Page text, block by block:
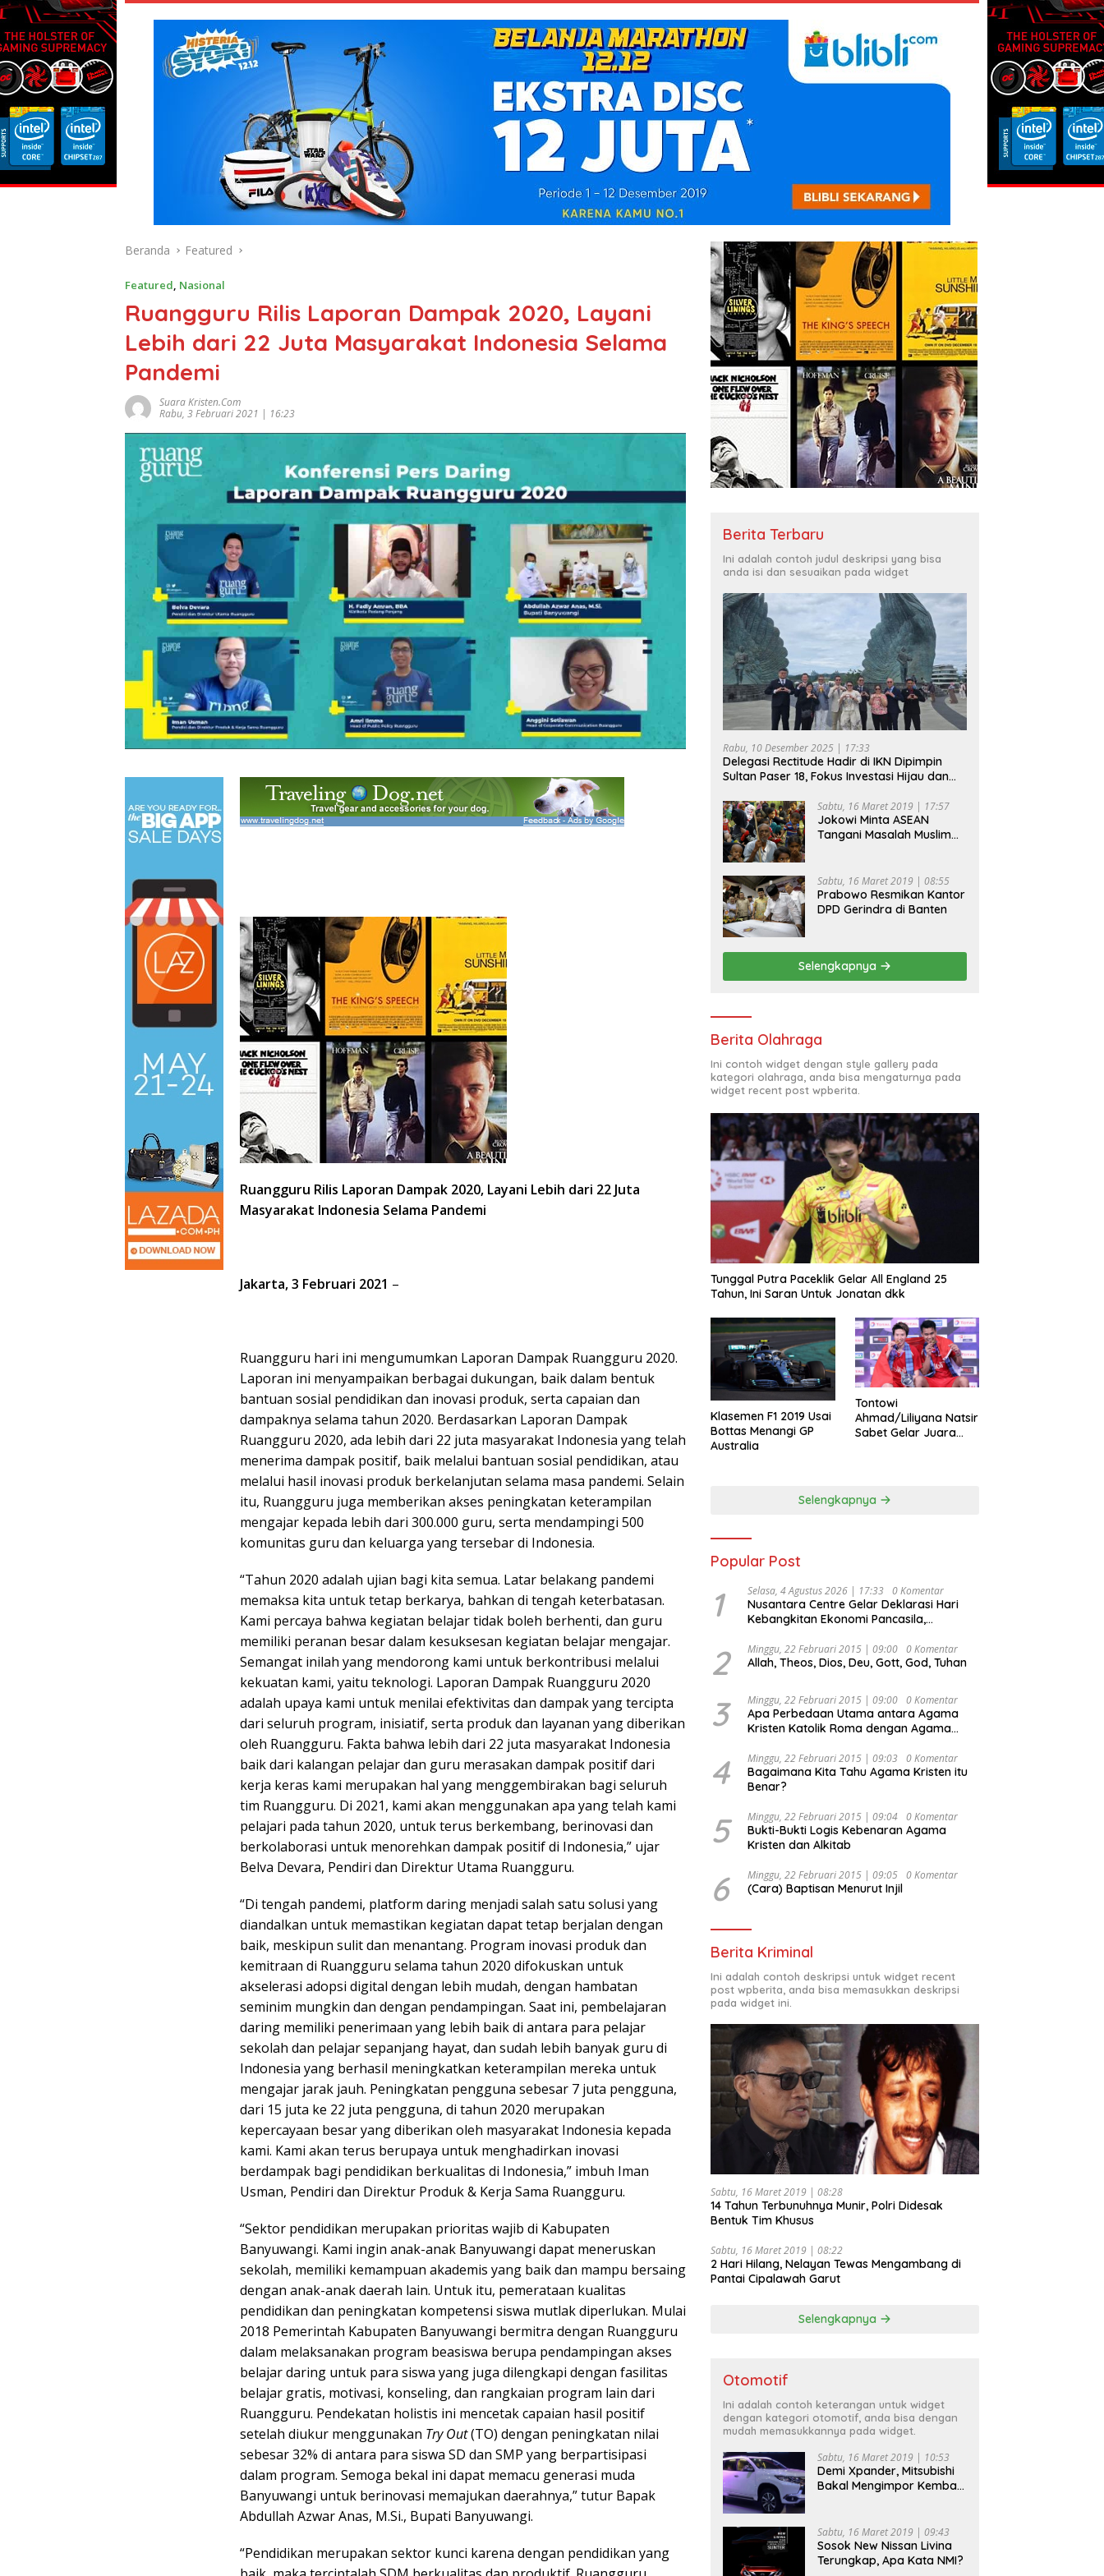
Beranda Featured
Featured, Nasional
Ruangguru Rilis Laporan Dampak 2020, Layani
Lebih dari 22 Juta Masyarakat Indonesia Selama
Pandemi
Suara Kristen.com
Rabu, 3 Februari 2021 | 16:23
Ruangguru Rilis Laporan Dampak 2020, Layani Lebih dari 22 Juta
Masyarakat Indonesia Selama Pandemi
Jakarta, 3 Februari 2021 –
Ruangguru hari ini mengumumkan Laporan Dampak Ruangguru 2020.
Laporan ini menyampaikan berbagai dukungan, baik dalam bentuk
bantuan sosial pendidikan dan inovasi produk, serta capaian dan
dampaknya selama tahun 2020. Berdasarkan Laporan Dampak
Ruangguru 2020, ada lebih dari 22 juta masyarakat Indonesia yang telah
menerima dampak positif, baik melalui bantuan sosial pendidikan, atau
melalui hasil inovasi produk berkelanjutan selama masa pandemi. Selain
itu, Ruangguru juga memberikan akses peningkatan keterampilan
mengajar kepada lebih dari 300.000 guru, serta mendampingi 500
komunitas guru dan keluarga yang tersebar di Indonesia.
“Tahun 2020 adalah ujian bagi kita semua. Latar belakang pandemi
memaksa kita untuk tetap berkarya, bahkan di tengah keterbatasan.
Kami percaya bahwa kegiatan belajar tidak boleh berhenti, dan guru
memiliki peranan besar dalam kesuksesan kegiatan belajar mengajar.
Semangat inilah yang mendorong kami untuk berkontribusi melalui
kekuatan kami, yaitu teknologi. Laporan Dampak Ruangguru 2020
adalah upaya kami untuk menilai efektivitas dan dampak yang tercipta
dari seluruh program, inisiatif, serta produk dan layanan yang diberikan
oleh Ruangguru. Fakta bahwa lebih dari 22 juta masyarakat Indonesia
baik dari kalangan pelajar dan guru merasakan dampak positif dari
kerja keras kami merupakan hal yang menggembirakan bagi seluruh
tim Ruangguru. Di 2021, kami akan menggunakan apa yang telah kami
pelajari pada tahun 2020, untuk terus berkembang, berinovasi dan
berkolaborasi untuk menorehkan dampak positif di Indonesia,” ujar
Belva Devara, Pendiri dan Direktur Utama Ruangguru.
“Di tengah pandemi, platform daring menjadi salah satu solusi yang
diandalkan untuk memastikan kegiatan dapat tetap berjalan dengan
baik, meskipun sulit dan menantang. Program inovasi produk dan
kemitraan di Ruangguru selama tahun 2020 difokuskan untuk
akselerasi adopsi digital dengan lebih mudah, dengan hambatan
seminim mungkin dan dengan pendampingan. Saat ini, pembelajaran
daring memiliki penerimaan yang lebih baik di antara para pelajar
sekolah dan pelajar sepanjang hayat, dan sudah lebih banyak guru di
Indonesia yang berhasil meningkatkan keterampilan mereka untuk
mengajar jarak jauh. Peningkatan pengguna sebesar 7 juta pengguna,
dari 15 juta ke 22 juta pengguna, di tahun 2020 merupakan
kepercayaan besar yang diberikan oleh masyarakat Indonesia kepada
kami. Kami akan terus berupaya untuk menghadirkan inovasi
berdampak bagi pendidikan berkualitas di Indonesia,” imbuh Iman
Usman, Pendiri dan Direktur Produk & Kerja Sama Ruangguru.
“Sektor pendidikan merupakan prioritas wajib di Kabupaten
Banyuwangi. Kami ingin anak-anak Banyuwangi dapat meneruskan
sekolah, memiliki kemampuan akademis yang baik dan mampu bersaing
dengan anak-anak daerah lain. Untuk itu, pemerataan kualitas
pendidikan dan peningkatan kompetensi siswa mutlak diperlukan. Mulai
2018 Pemerintah Kabupaten Banyuwangi bermitra dengan Ruangguru
dalam melaksanakan program beasiswa berupa pendampingan akses
belajar daring untuk para siswa yang juga dilengkapi dengan fasilitas
belajar gratis, motivasi, konseling, dan rangkaian program lain dari
Ruangguru. Pendekatan holistis ini mencetak capaian hasil positif
setelah diukur menggunakan Try Out(TO) dengan peningkatan nilai
sebesar 32% di antara para siswa SD dan SMP yang berpartisipasi
dalam program. Semoga bekal ini dapat memacu generasi muda
Banyuwangi untuk berinovasi memajukan daerahnya,” tutur Bapak
Abdullah Azwar Anas, M.Si., Bupati Banyuwangi.
“Pendidikan merupakan sektor kunci karena dengan pendidikan yang
Berita Terbaru
Ini adalah contoh judul deskripsi yang bisa
anda isi dan sesuaikan pada widget
Rabu, 10 Desember 2025 | 17:33
Delegasi Rectitude Hadir di IKN Dipimpin
Sultan Paser 18, Fokus Investasi Hijau dan
Sabtu, 16 Maret 2019 | 17:57
Jokowi Minta ASEAN
Tangani Masalah Muslim
Sabtu, 16 Maret 2019 | 08:55
Prabowo Resmikan Kantor
DPD Gerindra di Banten
Selengkapnya
Berita Olahraga
Ini contoh widget dengan style gallery pada
kategori olahraga, anda bisa mengaturnya pada
widget recent post wpberita.
Tunggal Putra Paceklik Gelar All England 25
Tahun, Ini Saran Untuk Jonatan dkk
Klasemen F1 2019 Usai
Bottas Menangi GP
Australia
Tontowi
Ahmad/Liliyana Natsir
Sabet Gelar Juara
Selengkapnya
Popular Post
1 Selasa, 4 Agustus 2026 | 17:33 0 Komentar
Nusantara Centre Gelar Deklarasi Hari
Kebangkitan Ekonomi Pancasila,
Djojohadikusumo Anti Penjajahan
(Pergolakan Ekonomi Politik Indonesia) &
Undang Perekonomian Nasional dan
Kesejahteraan Sosial dalam Menata
Bangsa Menuju Indonesia Emas 2045”,
2 Minggu, 22 Februari 2015 | 09:00 0 Komentar
Allah, Theos, Dios, Deu, Gott, God, Tuhan
3 Minggu, 22 Februari 2015 | 09:00 0 Komentar
Apa Perbedaan Utama antara Agama
Kristen Katolik Roma dengan Agama
4 Minggu, 22 Februari 2015 | 09:03 0 Komentar
Bagaimana Kita Tahu Agama Kristen itu
Benar?
5 Minggu, 22 Februari 2015 | 09:04 0 Komentar
Bukti-Bukti Logis Kebenaran Agama
Kristen dan Alkitab
6 Minggu, 22 Februari 2015 | 09:05 0 Komentar
(Cara) Baptisan Menurut Injil
Berita Kriminal
Ini adalah contoh deskripsi untuk widget recent
post wpberita, anda bisa memasukkan deskripsi
pada widget ini.
Sabtu, 16 Maret 2019 | 08:28
14 Tahun Terbunuhnya Munir, Polri Didesak
Bentuk Tim Khusus
Sabtu, 16 Maret 2019 | 08:22
2 Hari Hilang, Nelayan Tewas Mengambang di
Pantai Cipalawah Garut
Selengkapnya
Otomotif
Ini adalah contoh keterangan untuk widget
dengan kategori otomotif, anda bisa dengan
mudah memasukkannya pada widget.
Sabtu, 16 Maret 2019 | 10:53
Demi Xpander, Mitsubishi
Bakal Mengimpor Kembali
Sabtu, 16 Maret 2019 | 09:43
Sosok New Nissan Livina
Terungkap, Apa Kata NMI?